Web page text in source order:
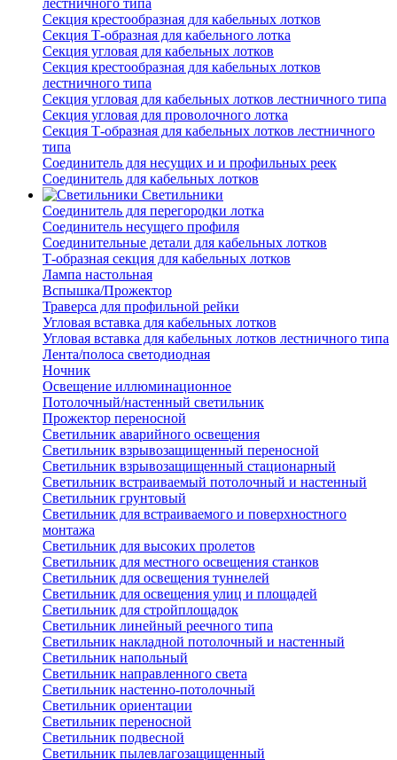
лестничного типа
Секция крестообразная для кабельных лотков
Секция Т-образная для кабельного лотка
Секция угловая для кабельных лотков
Секция крестообразная для кабельных лотков
лестничного типа
Секция угловая для кабельных лотков лестничного типа
Секция угловая для проволочного лотка
Секция Т-образная для кабельных лотков лестничного
типа
Соединитель для несущих и и профильных реек
Соединитель для кабельных лотков
Светильники
Соединитель для перегородки лотка
Соединитель несущего профиля
Соединительные детали для кабельных лотков
Т-образная секция для кабельных лотков
Лампа настольная
Вспышка/Прожектор
Траверса для профильной рейки
Угловая вставка для кабельных лотков
Угловая вставка для кабельных лотков лестничного типа
Лента/полоса светодиодная
Ночник
Освещение иллюминационное
Потолочный/настенный светильник
Прожектор переносной
Светильник аварийного освещения
Светильник взрывозащищенный переносной
Светильник взрывозащищенный стационарный
Светильник встраиваемый потолочный и настенный
Светильник грунтовый
Светильник для встраиваемого и поверхностного
монтажа
Светильник для высоких пролетов
Светильник для местного освещения станков
Светильник для освещения туннелей
Светильник для освещения улиц и площадей
Светильник для стройплощадок
Светильник линейный реечного типа
Светильник накладной потолочный и настенный
Светильник напольный
Светильник направленного света
Светильник настенно-потолочный
Светильник ориентации
Светильник переносной
Светильник подвесной
Светильник пылевлагозащищенный